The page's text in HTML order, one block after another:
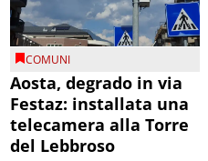
COMUNI
Aosta, degrado in via
Festaz: installata una
telecamera alla Torre
del Lebbroso